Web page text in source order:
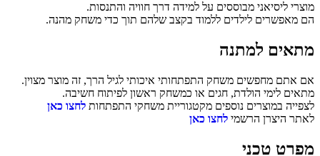
מוצרי ליסיאני מבוססים על למידה דרך חוויה והתנסות.
הם מאפשרים לילדים ללמוד בקצב שלהם תוך כדי משחק מהנה.
מתאים למתנה
אם אתם מחפשים משחק התפתחותי איכותי לגיל הרך, זה מוצר מצוין.
מתאים לימי הולדת, חגים או כמשחק ראשון לפיתוח חשיבה.
לצפייה במוצרים נוספים מקטגוריית משחקי התפתחות לחצו כאן
לאתר היצרן הרשמי לחצו כאן
מפרט טכני